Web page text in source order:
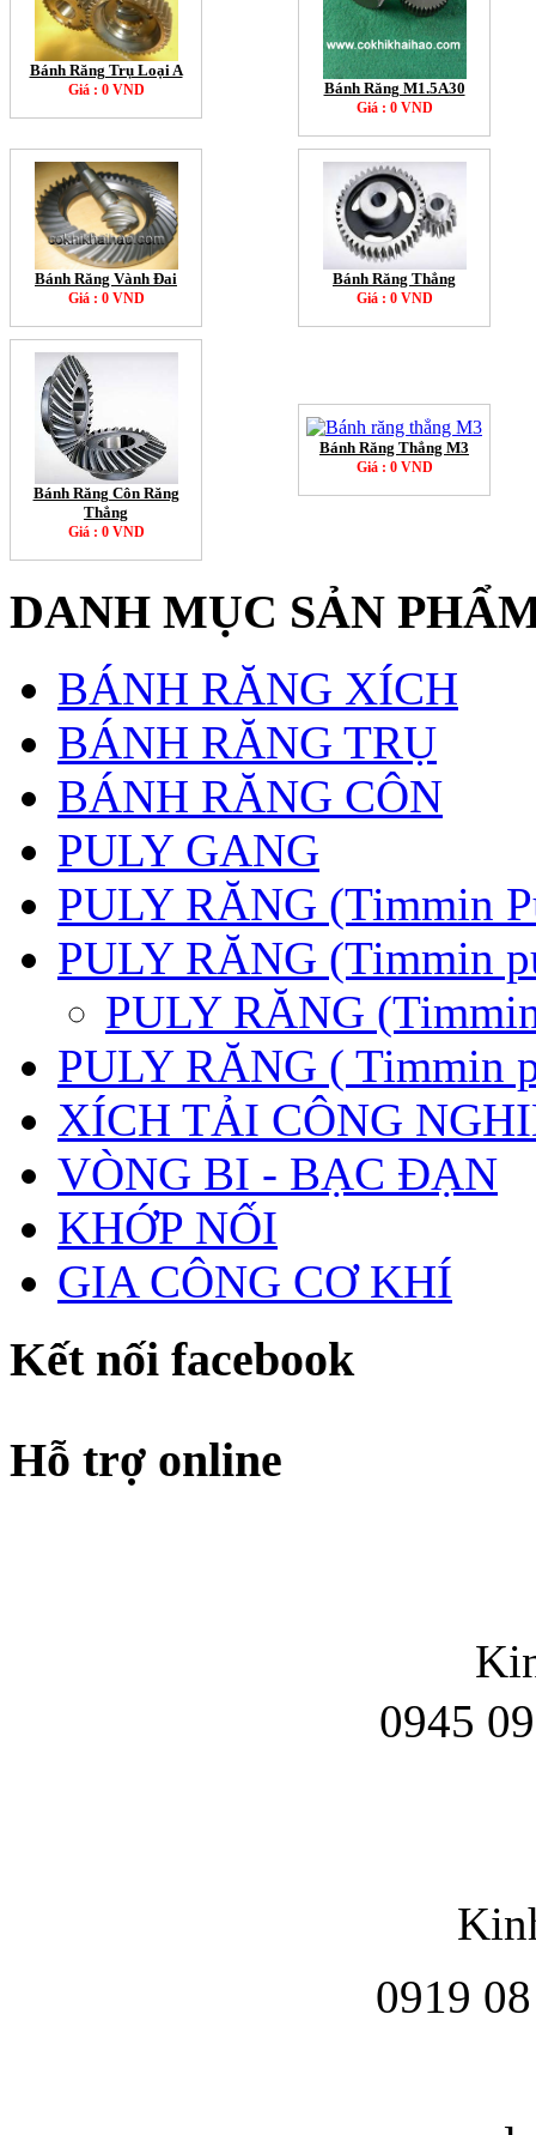
Bánh Răng Trụ Loại A
Giá : 0 VND Bánh Răng M1.5A30
Giá : 0 VND
Bánh Răng Vành Đai
Giá : 0 VND
Bánh Răng Thẳng
Giá : 0 VND
Bánh Răng Côn Răng
Thẳng
Giá : 0 VND
Bánh Răng Thẳng M3
Giá : 0 VND
DANH MỤC SẢN
BÁNH RĂNG XÍCH
BÁNH RĂNG TRỤ
BÁNH RĂNG CÔN
PULY GANG
PULY RĂNG (Timmin
PULY RĂNG (Timmin
PULY RĂNG
PULY RĂNG ( Timmin
XÍCH TẢI CÔNG
VÒNG BI - BẠC ĐẠN
KHỚP NỐI
GIA CÔNG CƠ KHÍ
Kết nối facebook
Hỗ trợ online
Ki
0945
0919